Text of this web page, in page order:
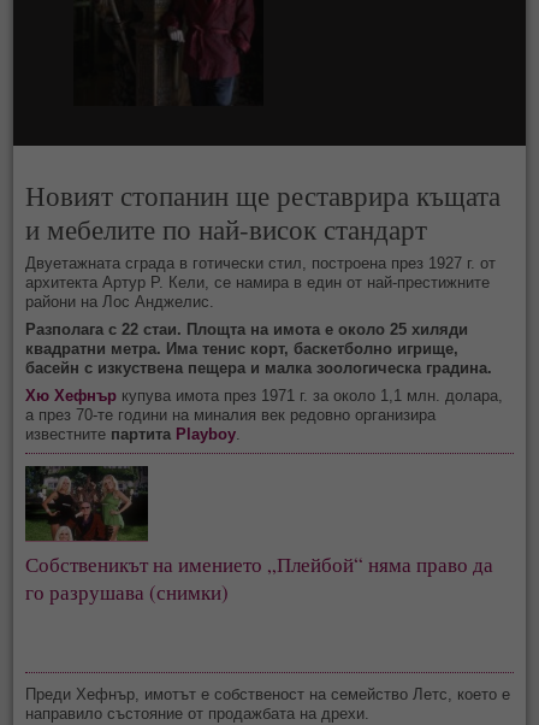
Новият стопанин ще реставрира къщата
и мебелите по най-висок стандарт
Двуетажната сграда в готически стил, построена през 1927 г. от
архитекта Артур Р. Кели, се намира в един от най-престижните
райони на Лос Анджелис.
Разполага с 22 стаи. Площта на имота е около 25 хиляди
квадратни метра. Има тенис корт, баскетболно игрище,
басейн с изкуствена пещера и малка зоологическа градина.
Хю Хефнър купува имота през 1971 г. за около 1,1 млн. долара,
а през 70-те години на миналия век редовно организира
известните партита Playboy
Собственикът на имението „Плейбой“ няма право да
го разрушава (снимки)
Преди Хефнър, имотът е собственост на семейство Летс, което е
направило състояние от продажбата на дрехи.